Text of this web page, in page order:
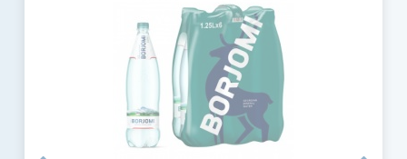
Я ознакомился и согласен с
Временные сроки доставки воды: с 9:00 до
13:00, с 13:00 до 17:00, и с 17:00 до 20:00.
размещенный утром размещается к доставке, как
правило, в тот же день после 13:00 или вечером.
размещенные после 16 часов принимаются к выполнению
на следующий день в удобное для клиента время.